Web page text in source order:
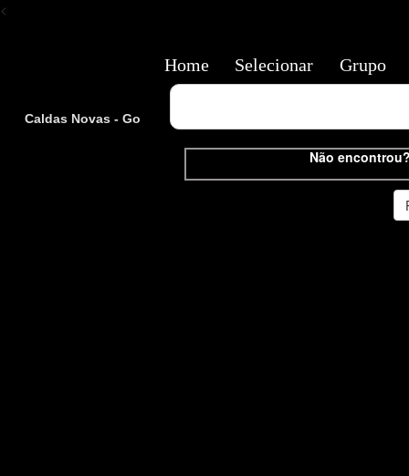
<
Caldas Novas - Go
Não
Home Selecionar Grupo